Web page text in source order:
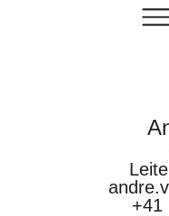
+41